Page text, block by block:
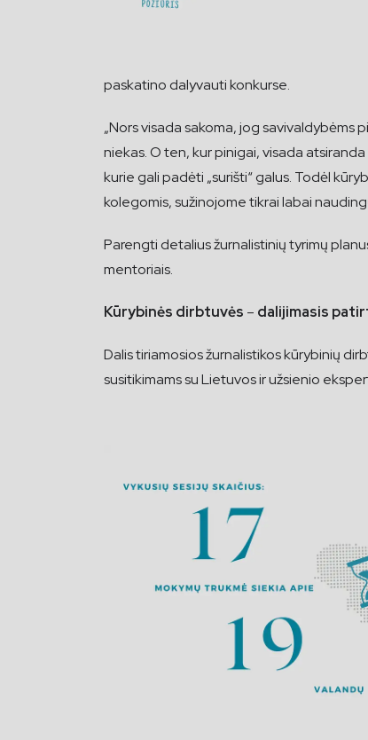
paskatino dalyvauti konkurse.
„Nors visada sakoma, jog
niekas. O ten, kur pinigai, visada
kurie gali padėti „surišti“ galus. Todėl
kolegomis, sužinojome tikrai labai
Parengti detalius žurnalistinių tyrimų
mentoriais.
Kūrybinės dirbtuvės – dalijimasis
Dalis tiriamosios žurnalistikos kūrybinių
susitikimams su Lietuvos ir užsienio